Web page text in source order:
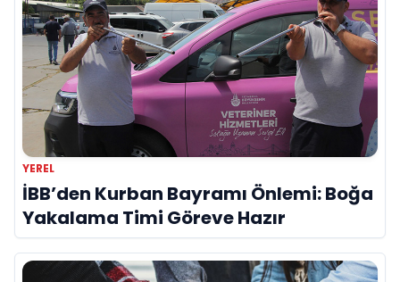
YEREL
İBB’den Kurban Bayramı Önlemi: Boğa
Yakalama Timi Göreve Hazır